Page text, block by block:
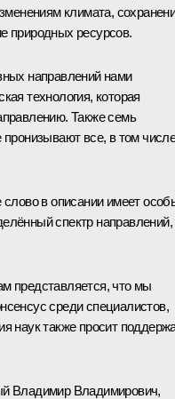
климата,
природных ресурсов.
направлений нами
технология, которая
Также семь
пронизывают все, в том
в описании имеет
спектр направлений,
представляется, что мы
среди специалистов,
наук также просит
Владимир Владимирович,